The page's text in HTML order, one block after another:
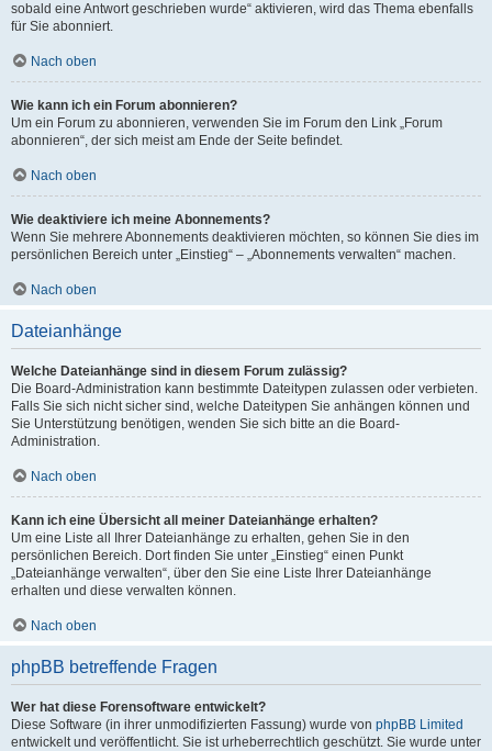
sobald eine Antwort geschrieben wurde“ aktivieren, wird das Thema ebenfalls
für Sie abonniert.
Nach oben
Wie kann ich ein Forum abonnieren?
Um ein Forum zu abonnieren, verwenden Sie im Forum den Link „Forum
abonnieren“, der sich meist am Ende der Seite befindet.
Nach oben
Wie deaktiviere ich meine Abonnements?
Wenn Sie mehrere Abonnements deaktivieren möchten, so können Sie dies im
persönlichen Bereich unter „Einstieg“ – „Abonnements verwalten“ machen.
Nach oben
Dateianhänge
Welche Dateianhänge sind in diesem Forum zulässig?
Die Board-Administration kann bestimmte Dateitypen zulassen oder verbieten.
Falls Sie sich nicht sicher sind, welche Dateitypen Sie anhängen können und
Sie Unterstützung benötigen, wenden Sie sich bitte an die Board-
Administration.
Nach oben
Kann ich eine Übersicht all meiner Dateianhänge erhalten?
Um eine Liste all Ihrer Dateianhänge zu erhalten, gehen Sie in den
persönlichen Bereich. Dort finden Sie unter „Einstieg“ einen Punkt
„Dateianhänge verwalten“, über den Sie eine Liste Ihrer Dateianhänge
erhalten und diese verwalten können.
Nach oben
phpBB betreffende Fragen
Wer hat diese Forensoftware entwickelt?
Diese Software (in ihrer unmodifizierten Fassung) wurde von phpBB Limited
entwickelt und veröffentlicht. Sie ist urheberrechtlich geschützt. Sie wurde unter